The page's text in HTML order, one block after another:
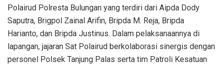
Polairud Polresta Bulungan yang terdiri dari Aipda Dody
Saputra, Brigpol Zainal Arifin, Bripda M. Reja, Bripda
Harianto, dan Bripda Justinus. Dalam pelaksanaannya di
lapangan, jajaran Sat Polairud berkolaborasi sinergis dengan
personel Polsek Tanjung Palas serta tim Patroli Kesatuan